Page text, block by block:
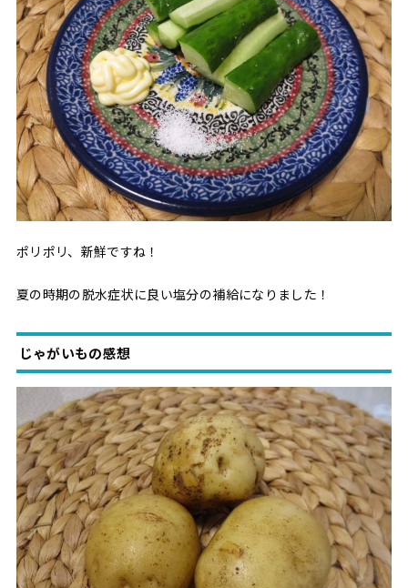
ポリポリ、新鮮ですね！
夏の時期の脱水症状に良い塩分の補給になりました！
じゃがいもの感想